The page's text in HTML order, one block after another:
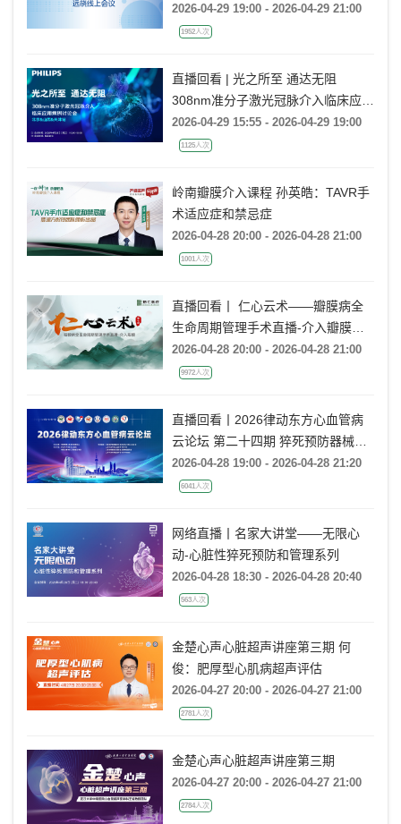
2026-04-29 19:00 - 2026-04-29 21:00
1952人次
直播回看 | 光之所至 通达无阻
308nm准分子激光冠脉介入临床应用
病例讨论会（北京&山西&天津站）
2026-04-29 15:55 - 2026-04-29 19:00
1125人次
岭南瓣膜介入课程 孙英皓：TAVR手
术适应症和禁忌症
2026-04-28 20:00 - 2026-04-28 21:00
1001人次
直播回看丨 仁心云术——瓣膜病全
生命周期管理手术直播-介入瓣膜
（第七期）
2026-04-28 20:00 - 2026-04-28 21:00
9972人次
直播回看丨2026律动东方心血管病
云论坛 第二十四期 猝死预防器械治
疗技术交流
2026-04-28 19:00 - 2026-04-28 21:20
6041人次
网络直播丨名家大讲堂——无限心
动-心脏性猝死预防和管理系列
2026-04-28 18:30 - 2026-04-28 20:40
563人次
金楚心声心脏超声讲座第三期 何
俊：肥厚型心肌病超声评估
2026-04-27 20:00 - 2026-04-27 21:00
2781人次
金楚心声心脏超声讲座第三期
2026-04-27 20:00 - 2026-04-27 21:00
2784人次